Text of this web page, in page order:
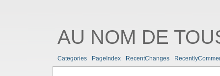
AU NOM DE
Categories PageIndex RecentChanges